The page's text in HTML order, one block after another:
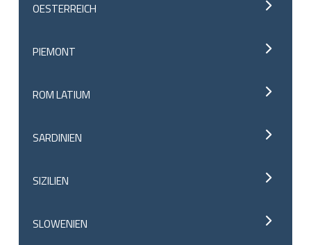
OESTERREICH
PIEMONT
ROM LATIUM
SARDINIEN
SIZILIEN
SLOWENIEN